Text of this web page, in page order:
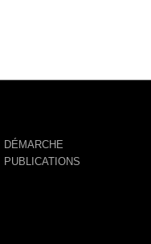
DÉMARCHE
PUBLICATIONS